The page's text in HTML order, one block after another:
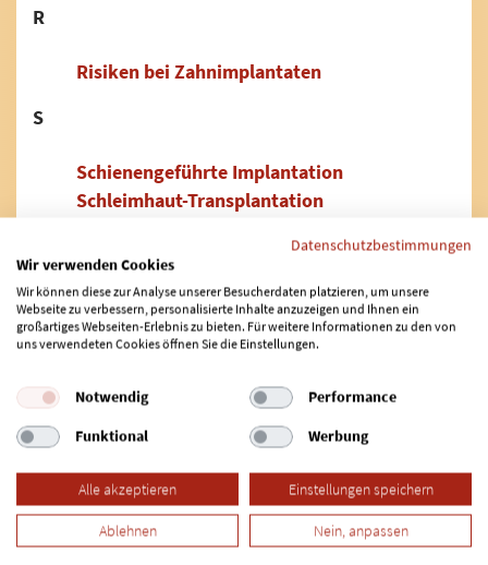
R
Risiken bei Zahnimplantaten
S
Schienengeführte Implantation
Schleimhaut-Transplantation
Sinuslift
Sofort belastbare Zahnimplantate
Suprakonstruktion
V
Datenschutzbestimmungen
Wir verwenden Cookies
Wir können diese zur Analyse unserer Besucherdaten platzieren, um unsere
Webseite zu verbessern, personalisierte Inhalte anzuzeigen und Ihnen ein
großartiges Webseiten-Erlebnis zu bieten. Für weitere Informationen zu den von
uns verwendeten Cookies öffnen Sie die Einstellungen.
Notwendig
Performance
Funktional
Werbung
Alle akzeptieren Einstellungen speichern
Ablehnen Nein, anpassen